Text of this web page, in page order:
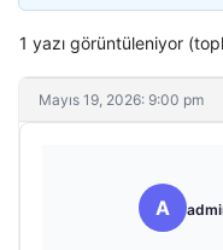
1 yazı görüntüleniyor
Mayıs 19, 2026: 9:00 pm
A